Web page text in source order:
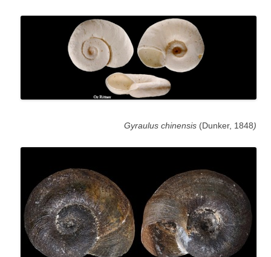
(Gyraulus chinensis
(Dunker, 1848